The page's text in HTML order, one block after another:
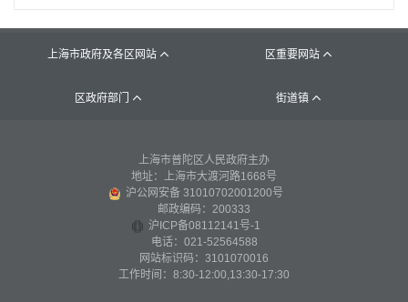
上海市政府及各区网站  区重要网站 
区政府部门  街道镇 
上海市普陀区人民政府主办
地址：上海市大渡河路1668号
沪公网安备 31010702001200号
邮政编码：200333
沪ICP备08112141号-1
电话：021-52564588
网站标识码：3101070016
工作时间：8:30-12:00,13:30-17:30